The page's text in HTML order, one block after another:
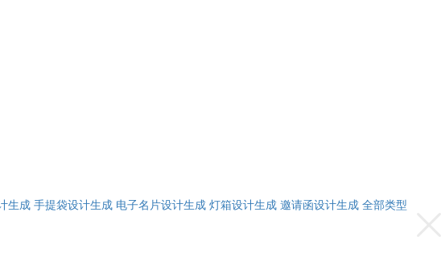
生成 手提袋设计生成 电子名片设计生成 灯箱设计生成 邀请函设计生成 全部类型